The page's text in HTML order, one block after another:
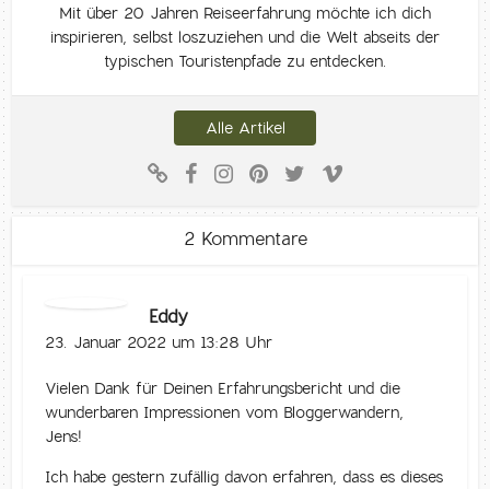
Mit über 20 Jahren Reiseerfahrung möchte ich dich
inspirieren, selbst loszuziehen und die Welt abseits der
typischen Touristenpfade zu entdecken.
Alle Artikel
2 Kommentare
Eddy
23. Januar 2022 um 13:28 Uhr
Vielen Dank für Deinen Erfahrungsbericht und die
wunderbaren Impressionen vom Bloggerwandern,
Jens!
Ich habe gestern zufällig davon erfahren, dass es dieses